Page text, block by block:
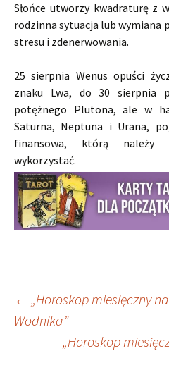
Słońce utworzy kwadraturę z
rodzinna sytuacja lub wymiana
stresu i zdenerwowania.
25 sierpnia Wenus opuści
znaku Lwa, do 30 sierpnia
potężnego Plutona, ale w
Saturna, Neptuna i Urana,
finansowa, którą należy
wykorzystać.
Nawigacja
wpisu
← „Horoskop miesięczny
Wodnika”
„Horoskop